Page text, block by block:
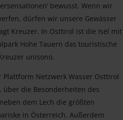
bewusst. Wenn wir
dürfen wir unsere Gewässer
Kreuzer. In Osttirol ist die Isel mit
Hohe Tauern das touristische
unisono.
Netzwerk Wasser Osttirol
die Besonderheiten des
dem Lech die größten
in Österreich. Außerdem